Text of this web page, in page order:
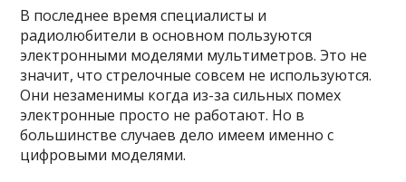
В последнее время специалисты и
радиолюбители в основном пользуются
электронными моделями мультиметров. Это не
значит, что стрелочные совсем не используются.
Они незаменимы когда из-за сильных помех
электронные просто не работают. Но в
большинстве случаев дело имеем именно с
цифровыми моделями.